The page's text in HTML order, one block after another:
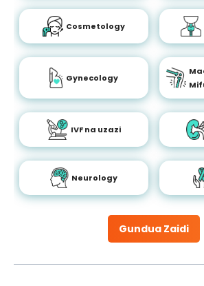
Gundua Zaidi
Cosmetology
Gynecology
IVF na uzazi
Neurology